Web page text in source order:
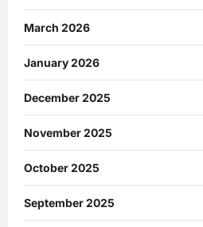
March 2026
January 2026
December 2025
November 2025
October 2025
September 2025